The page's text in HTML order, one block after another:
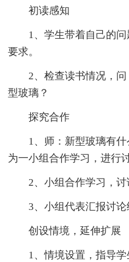
初读感知
1、学生带着自己的问
要求。
2、检查读书情况，问
型玻璃？
探究合作
1、师：新型玻璃有什
为一小组合作学习，进行讨
2、小组合作学习，讨
3、小组代表汇报讨论
创设情境，延伸扩展
1、情境设置，指导学